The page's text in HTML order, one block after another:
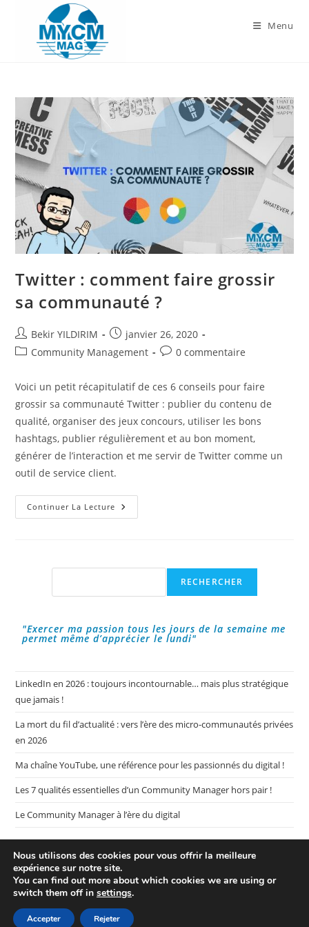
Menu
Twitter : comment faire grossir
sa communauté ?
Auteur/autrice
de
Bekir YILDIRIM
Publication
publiée :
janvier 26, 2020
PostCommunity Management
Commentaires
publication :
0 commentaire
Voici un petit récapitulatif de ces 6 conseils pour faire
grossir sa communauté Twitter : publier du contenu de
qualité, organiser des jeux concours, utiliser les bons
hashtags, publier régulièrement et au bon moment,
générer de l’interaction et me servir de Twitter comme un
outil de service client.
Continuer La Lecture Twitter
:
RECHERCHER
"Exercer ma passion tous les jours de la semaine me
permet même d’apprécier le lundi"
LinkedIn en 2026 : toujours incontournable… mais plus stratégique
que jamais !
La mort du fil d’actualité : vers l’ère des micro-communautés privées
en 2026
Ma chaîne YouTube, une référence pour les passionnés du digital !
Les 7 qualités essentielles d’un Community Manager hors pair !
Le Community Manager à l’ère du digital
Plan de mon blog My CM Mag
Politique de confidentialité
Nous utilisons des cookies pour vous offrir la meilleure
expérience sur notre site.
You can find out more about which cookies we are using or
switch them off in settings.
Accepter Rejeter